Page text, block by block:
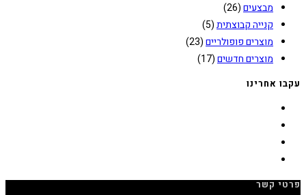
מבצעים(26)
קנייה קבוצתית(5)
מוצרים פופולריים(23)
מוצרים חדשים(17)
עקבו אחרינו
פרטי קשר